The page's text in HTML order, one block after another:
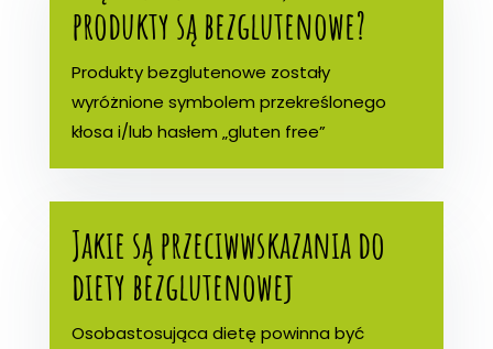
produkty są bezglutenowe?
Produkty bezglutenowe zostały
wyróżnione symbolem przekreślonego
kłosa i/lub hasłem „gluten free”
Jakie są przeciwwskazania do
diety bezglutenowej
Osobastosująca dietę powinna być